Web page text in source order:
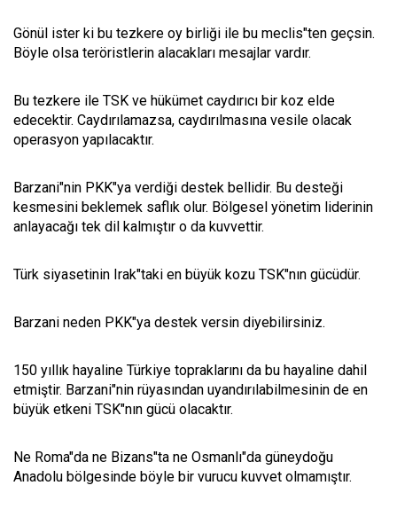
Gönül ister ki bu tezkere oy birliği ile bu meclis"ten geçsin.
Böyle olsa teröristlerin alacakları mesajlar vardır.
Bu tezkere ile TSK ve hükümet caydırıcı bir koz elde
edecektir. Caydırılamazsa, caydırılmasına vesile olacak
operasyon yapılacaktır.
Barzani"nin PKK"ya verdiği destek bellidir. Bu desteği
kesmesini beklemek saflık olur. Bölgesel yönetim liderinin
anlayacağı tek dil kalmıştır o da kuvvettir.
Türk siyasetinin Irak"taki en büyük kozu TSK"nın gücüdür.
Barzani neden PKK"ya destek versin diyebilirsiniz.
150 yıllık hayaline Türkiye topraklarını da bu hayaline dahil
etmiştir. Barzani"nin rüyasından uyandırılabilmesinin de en
büyük etkeni TSK"nın gücü olacaktır.
Ne Roma"da ne Bizans"ta ne Osmanlı"da güneydoğu
Anadolu bölgesinde böyle bir vurucu kuvvet olmamıştır.